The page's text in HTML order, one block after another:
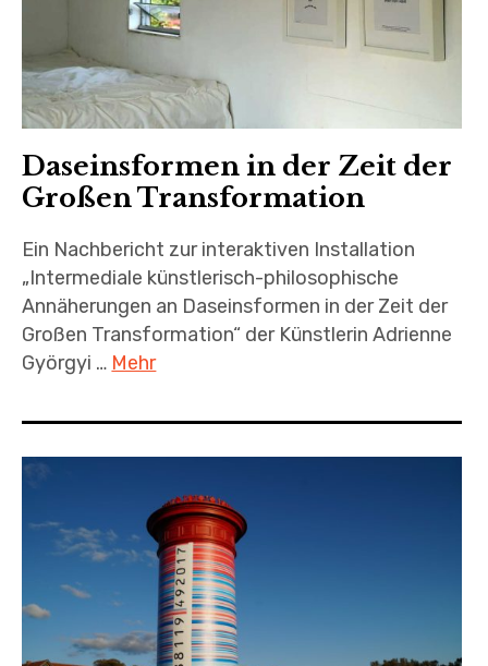
Daseinsformen in der Zeit der
Großen Transformation
Ein Nachbericht zur interaktiven Installation
„Intermediale künstlerisch-philosophische
Annäherungen an Daseinsformen in der Zeit der
Großen Transformation“ der Künstlerin Adrienne
Györgyi … Mehr